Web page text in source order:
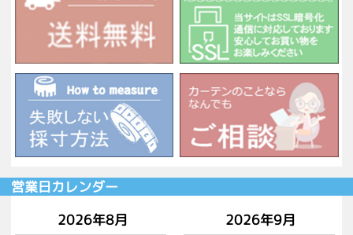
営業日カレンダー
2026年8月
2026年9月